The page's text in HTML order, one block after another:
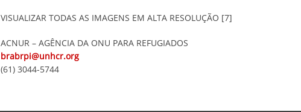
VISUALIZAR TODAS AS IMAGENS EM ALTA RESOLUÇÃO [7]
ACNUR – AGÊNCIA DA ONU PARA REFUGIADOS
brabrpi@unhcr.org
(61) 3044-5744